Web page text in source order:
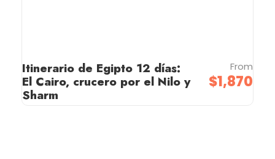
Itinerario de Egipto 12 días:
El Cairo, crucero por el Nilo y
Sharm
From
$1,870